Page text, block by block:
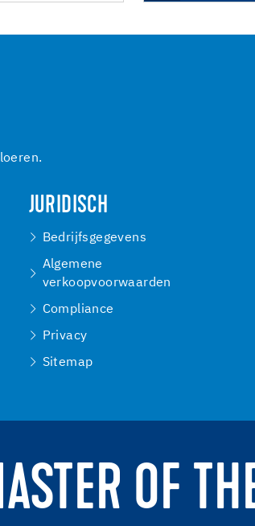
JURIDISCH
Bedrijfsgegevens
Algemene
verkoopvoorwaarden
Compliance
Privacy
Sitemap
OF